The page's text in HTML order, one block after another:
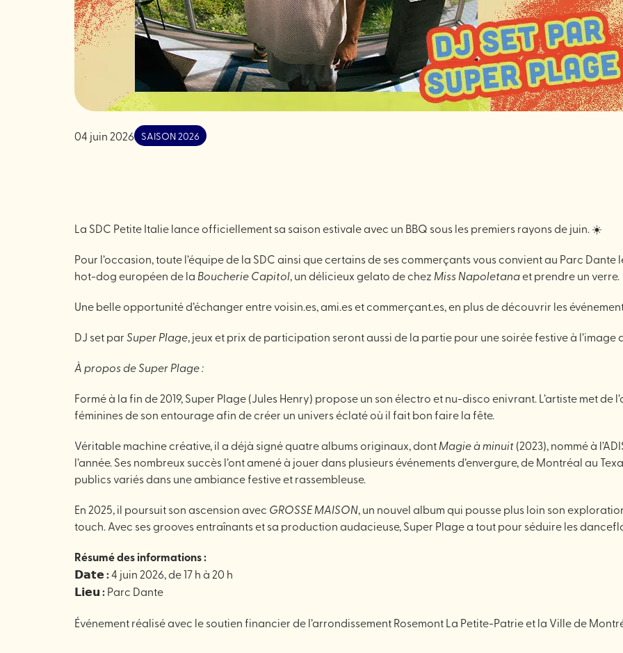
04 juin 2026 SAISON 2026
La SDC Petite Italie lance officiellement sa saison estivale avec un BBQ sous les premiers rayons de juin. ☀️
Pour l’occasion, toute l’équipe de la SDC ainsi que certains de ses commerçants vous convient au Parc Dante
hot-dog européen de la Boucherie Capitol, un délicieux gelato de chez Miss Napoletanaet prendre un verre.
Une belle opportunité d’échanger entre voisin.es, ami.es et commerçant.es, en plus de découvrir les
DJ set parSuper Plage, jeux et prix de participation seront aussi de la partie pour une soirée festive à l’image
À propos de Super Plage :
Formé à la fin de 2019, Super Plage (Jules Henry) propose un son électro et nu-disco enivrant. L’artiste met de
féminines de son entourage afin de créer un univers éclaté où il fait bon faire la fête.
Véritable machine créative, il a déjà signé quatre albums originaux, dontMagie à minuit(2023), nommé à
l’année. Ses nombreux succès l’ont amené à jouer dans plusieurs événements d’envergure, de Montréal au
publics variés dans une ambiance festive et rassembleuse.
En 2025, il poursuit son ascension avec GROSSE MAISON, un nouvel album qui pousse plus loin son
touch. Avec ses grooves entraînants et sa production audacieuse, Super Plage a tout pour séduire les
Résumé des informations :
𝗗𝗮𝘁𝗲:4 juin 2026, de 17 h à 20 h
𝗟𝗶𝗲𝘂:Parc Dante
Événement réalisé avec le soutien financier de l’arrondissement Rosemont La Petite-Patrie et la Ville de